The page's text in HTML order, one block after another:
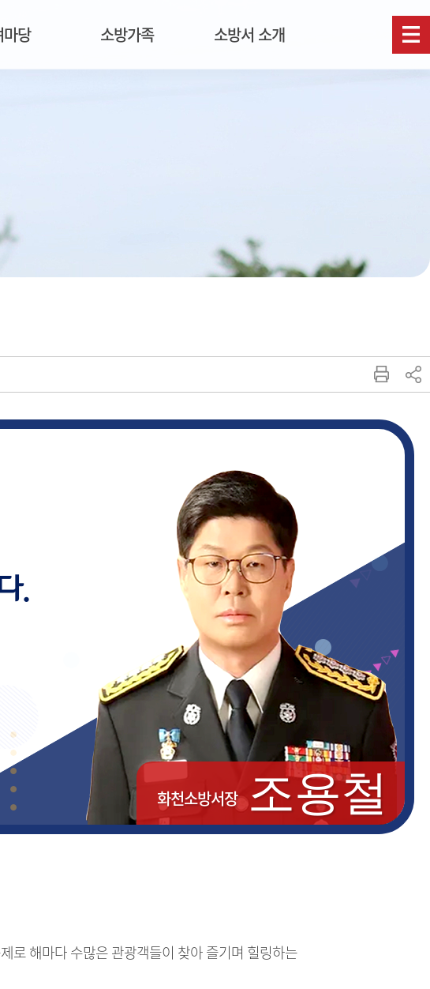
당 소방가족 소방서 소개
.
화천소방서장 조용철
로 해마다 수많은 관광객들이 찾아 즐기며 힐링하는